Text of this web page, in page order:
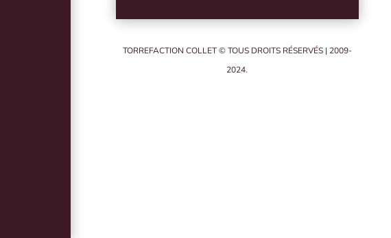
TORREFACTION COLLET © TOUS DROITS RÉSERVÉS | 2009-
2024.